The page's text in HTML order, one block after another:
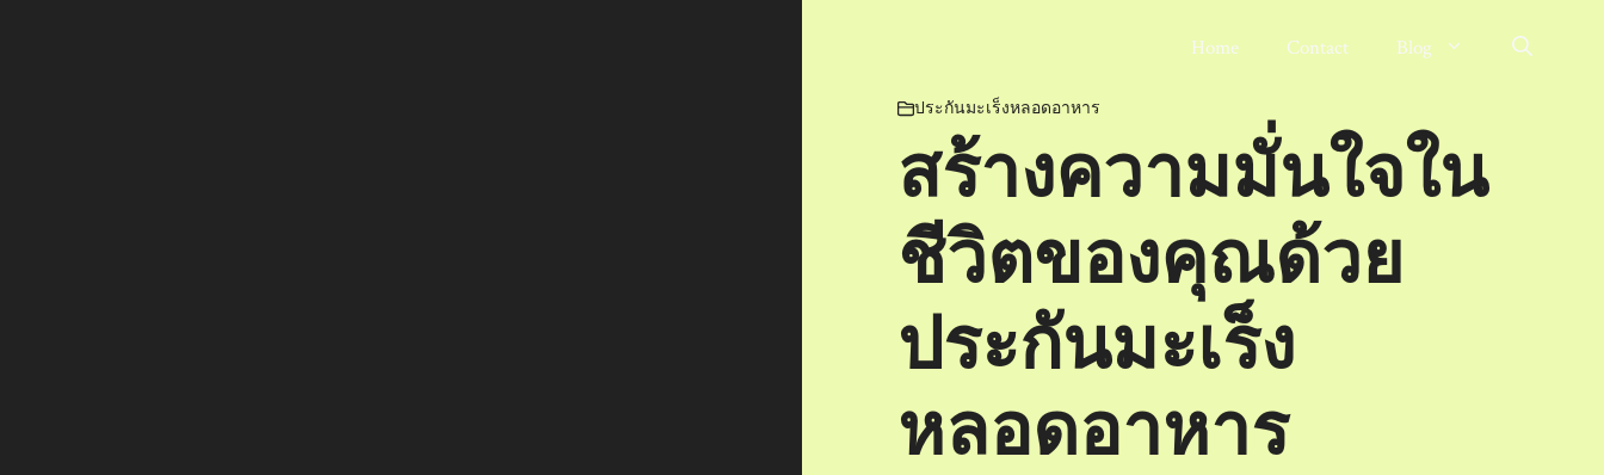
Home Contact Blog
ประกันมะเร็งหลอดอาหาร
สร้างความมั่นใจใน
ชีวิตของคุณด้วย
ประกันมะเร็ง
หลอดอาหาร